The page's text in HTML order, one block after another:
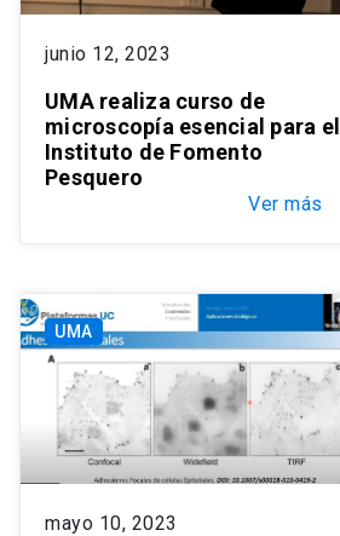
junio 12, 2023
UMA realiza curso de
microscopía esencial para el
Instituto de Fomento
Pesquero
Ver más
UMA
mayo 10, 2023